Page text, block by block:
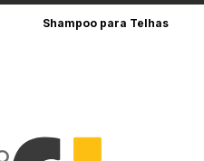
Shampoo para Telhas